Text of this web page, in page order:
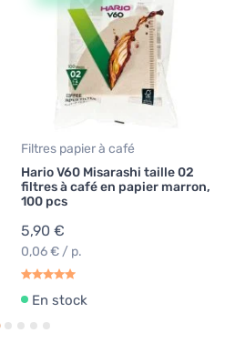
Filtres papier à café
Hario V60 Misarashi taille 02
filtres à café en papier marron,
100 pcs
5,90 €
0,06 € / p.
En stock